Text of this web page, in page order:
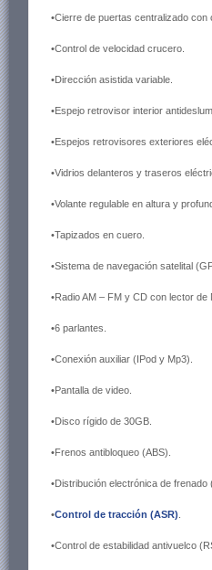
•Cierre de puertas centralizado con
•Control de velocidad crucero.
•Dirección asistida variable.
•Espejo retrovisor interior
•Espejos retrovisores exteriores
•Vidrios delanteros y traseros
•Volante regulable en altura y
•Tapizados en cuero.
•Sistema de navegación satelital
•Radio AM – FM y CD con lector de
•6 parlantes.
•Conexión auxiliar (IPod y Mp3).
•Pantalla de video.
•Disco rígido de 30GB.
•Frenos antibloqueo (ABS).
•Distribución electrónica de frenado
•Control de tracción (ASR)
•Control de estabilidad antivuelco